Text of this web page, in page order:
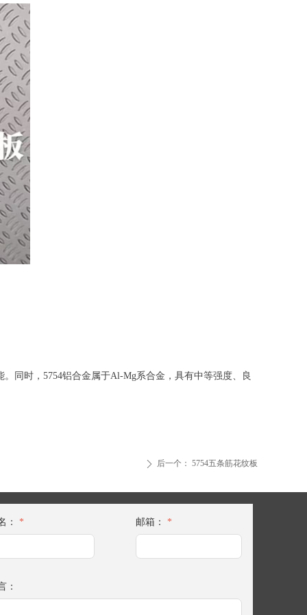
同时，‌5754铝合金属于Al-Mg系合金，‌具有中等强度、‌良
ꄲ 后一个： 5754五条筋花纹板
： * 邮箱： *
：